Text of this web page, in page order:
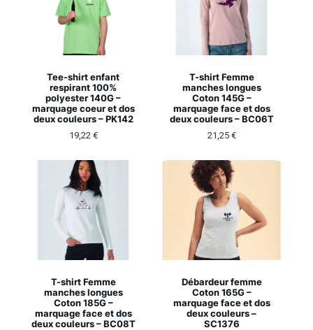
Tee-shirt enfant
respirant 100%
polyester 140G –
marquage coeur et dos
deux couleurs – PK142
19,22 €
T-shirt Femme
manches longues
Coton 145G –
marquage face et dos
deux couleurs – BC06T
21,25 €
T-shirt Femme
manches longues
Coton 185G –
marquage face et dos
deux couleurs – BC08T
Débardeur femme
Coton 165G –
marquage face et dos
deux couleurs –
SC1376